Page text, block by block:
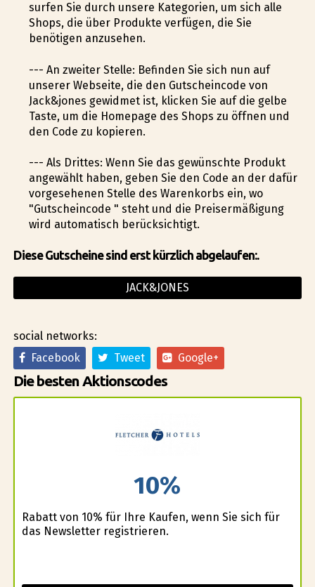
surfen Sie durch unsere Kategorien, um sich alle
Shops, die über Produkte verfügen, die Sie
benötigen anzusehen.
--- An zweiter Stelle: Befinden Sie sich nun auf
unserer Webseite, die den Gutscheincode von
Jack&jones gewidmet ist, klicken Sie auf die gelbe
Taste, um die Homepage des Shops zu öffnen und
den Code zu kopieren.
--- Als Drittes: Wenn Sie das gewünschte Produkt
angewählt haben, geben Sie den Code an der dafür
vorgesehenen Stelle des Warenkorbs ein, wo
"Gutscheincode " steht und die Preisermäßigung
wird automatisch berücksichtigt.
Diese Gutscheine sind erst kürzlich abgelaufen:.
JACK&JONES
social networks:
Facebook
Tweet Google+
Die besten Aktionscodes
10%
Rabatt von 10% für Ihre Kaufen, wenn Sie sich für
das Newsletter registrieren.